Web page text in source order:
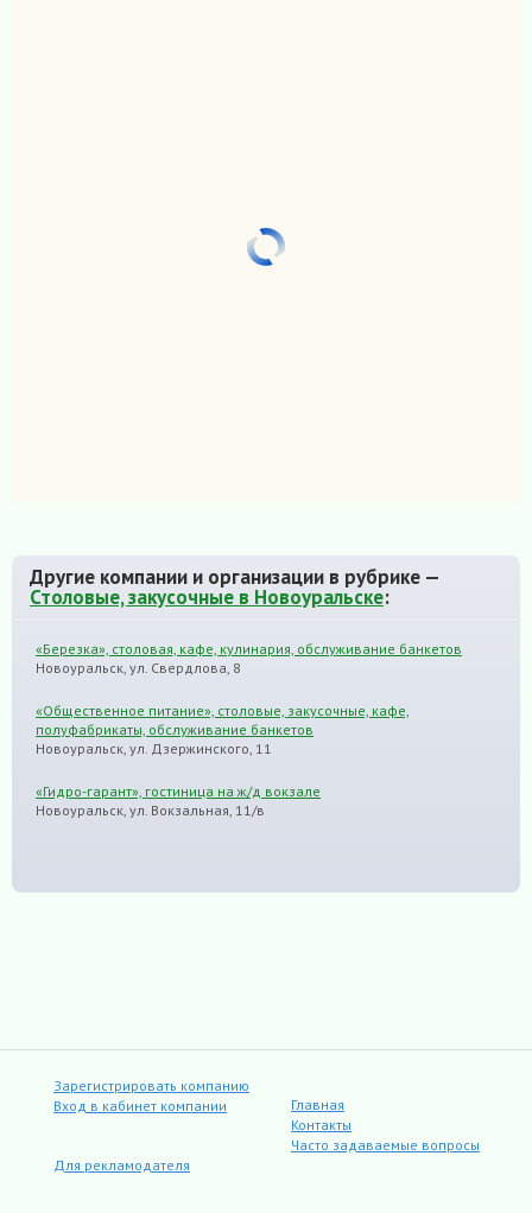
Другие компании и организации в рубрике —
Столовые, закусочные в Новоуральске:
«Березка», столовая, кафе, кулинария, обслуживание банкетов
Новоуральск, ул. Свердлова, 8
«Общественное питание», столовые, закусочные, кафе,
полуфабрикаты, обслуживание банкетов
Новоуральск, ул. Дзержинского, 11
«Гидро-гарант», гостиница на ж/д вокзале
Новоуральск, ул. Вокзальная, 11/в
Зарегистрировать компанию
Вход в кабинет компании
Главная
Контакты
Часто задаваемые вопросы
Для рекламодателя